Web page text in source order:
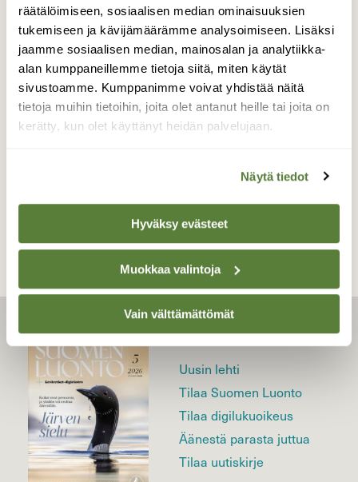
räätälöimiseen, sosiaalisen median ominaisuuksien
tukemiseen ja kävijämäärämme analysoimiseen. Lisäksi
jaamme sosiaalisen median, mainosalan ja analytiikka-
alan kumppaneillemme tietoja siitä, miten käytät
sivustoamme. Kumppanimme voivat yhdistää näitä
tietoja muihin tietoihin, joita olet antanut heille tai joita on
kerätty, kun olet käyttänyt heidän palvelujaan.
Näytä tiedot
Hyväksy evästeet
Muokkaa valintoja
Vain välttämättömät
Jalohaikara
Kerrankin sopivan lähellä saadakseni kuvan.
Valokuvaaja: Armi Järvinen, Tolkkinen 1.9.2024
LEHTI
Uusin lehti
Tilaa Suomen Luonto
Tilaa digilukuoikeus
Äänestä parasta juttua
Tilaa uutiskirje